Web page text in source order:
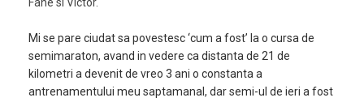
Mi se pare ciudat sa povestesc ‘cum a fost’ la o cursa de
semimaraton, avand in vedere ca distanta de 21 de
kilometri a devenit de vreo 3 ani o constanta a
antrenamentului meu saptamanal, dar semi-ul de ieri a fost